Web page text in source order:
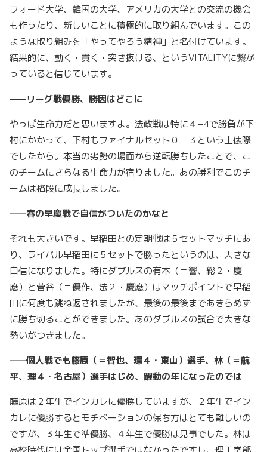
フォード大学、韓国の大学、アメリカの大学との交流の機会
も作ったり、新しいことに積極的に取り組んでいます。この
ような取り組みを「やってやろう精神」と名付けています。
結果的に、動く・貫く・突き抜ける、というVITALITYに繋が
っていると信じています。
——リーグ戦優勝、勝因はどこに
やっぱ生命力だと思いますよ。法政戦は特に４−4で勝負が下
村にかかって、下村もファイナルセット０－３という土俵際
でしたから。本当の劣勢の場面から逆転勝ちしたことで、こ
のチームにさらなる生命力が宿りました。あの勝利でこのチ
ームは格段に成長しました。
——春の早慶戦で自信がついたのかなと
それも大きいです。早稲田との定期戦は５セットマッチにあ
り、ライバル早稲田に５セットで勝ったというのは、大きな
自信になりました。特にダブルスの有本（＝響、総２・慶
應）と菅谷（＝優作、法２・慶應）はマッチポイントで早稲
田に何度も跳ね返されましたが、最後の最後まであきらめず
に勝ち切ることができました。あのダブルスの試合で大きな
勢いがつきました。
——個人戦でも藤原（＝智也、環４・東山）選手、林（＝航
平、理４・名古屋）選手はじめ、躍動の年になったのでは
藤原は２年生でインカレに優勝していますが、２年生でイン
カレに優勝するとモチベーションの保ち方はとても難しいの
ですが、３年生で準優勝、４年生で優勝は見事でした。林は